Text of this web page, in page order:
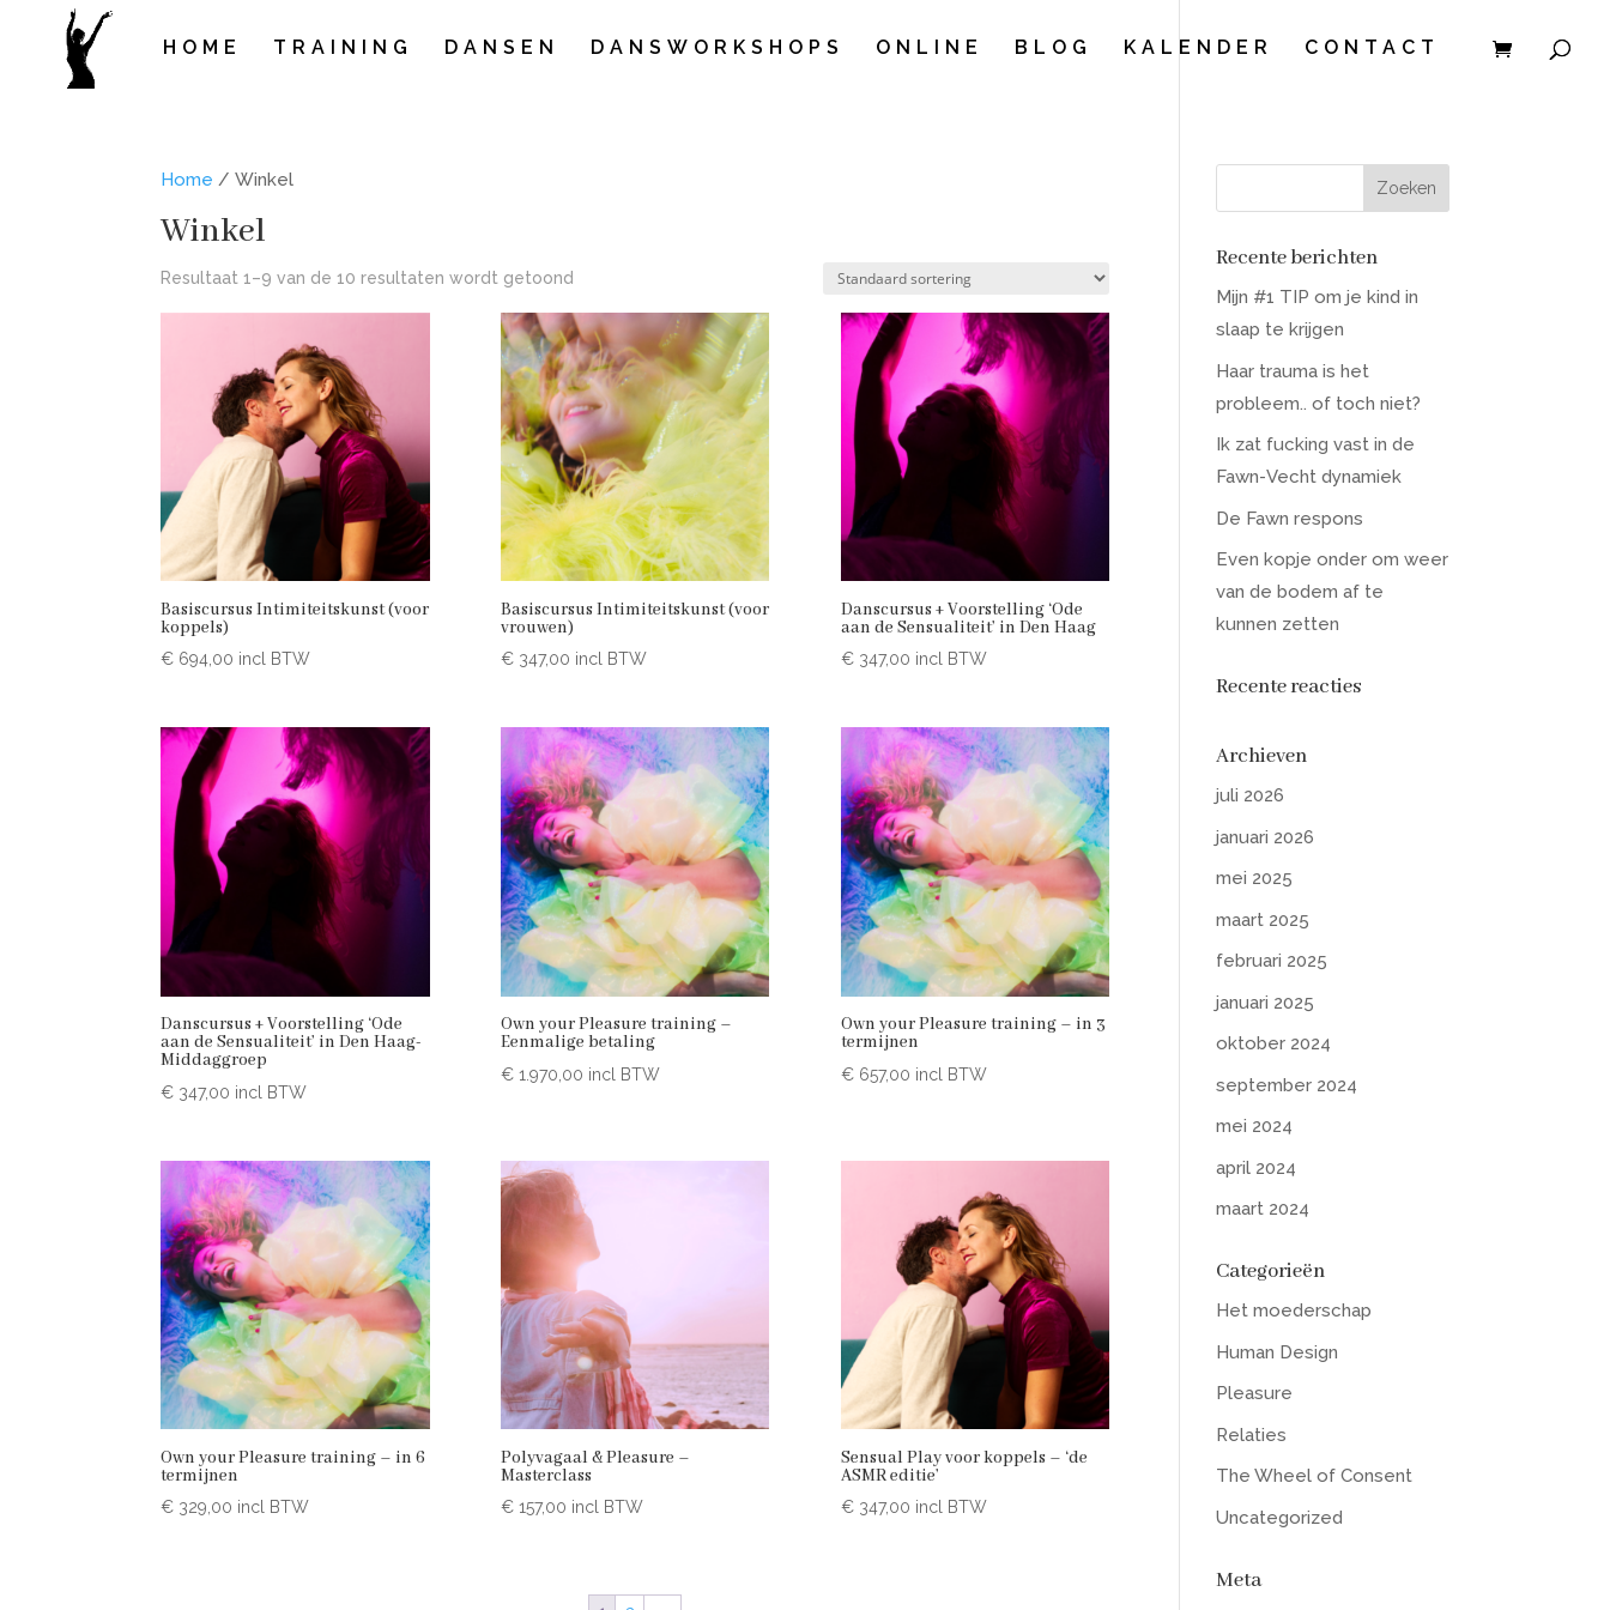
HOME TRAINING DANSEN DANSWORKSHOPS ONLINE BLOG KALENDER CONTACT
Home / Winkel
Winkel
Resultaat 1–9 van de 10 resultaten wordt getoond
Basiscursus Intimiteitskunst (voor
koppels)
€ 694,00 incl BTW
Basiscursus Intimiteitskunst (voor
vrouwen)
€347,00 incl BTW
Danscursus + Voorstelling ‘Ode
aan de Sensualiteit’ in Den Haag
€347,00 incl BTW
Danscursus + Voorstelling ‘Ode
aan de Sensualiteit’ in Den Haag-
Middaggroep
€ 347,00 incl BTW
Own your Pleasure training –
Eenmalige betaling
€1.970,00 incl BTW
Own your Pleasure training – in 3
termijnen
€657,00 incl BTW
Own your Pleasure training – in 6
termijnen
€ 329,00 incl BTW
Polyvagaal & Pleasure –
Masterclass
€157,00 incl BTW
Sensual Play voor koppels – ‘de
ASMR editie’
€347,00 incl BTW
Recente berichten
Mijn #1 TIP om je kind in
slaap te krijgen
Haar trauma is het
probleem.. of toch niet?
Ik zat fucking vast in de
Fawn-Vecht dynamiek
De Fawn respons
Even kopje onder om weer
van de bodem af te
kunnen zetten
Recente reacties
Archieven
juli 2026
januari 2026
mei 2025
maart 2025
februari 2025
januari 2025
oktober 2024
september 2024
mei 2024
april 2024
maart 2024
Categorieën
Het moederschap
Human Design
Pleasure
Relaties
The Wheel of Consent
Uncategorized
Meta